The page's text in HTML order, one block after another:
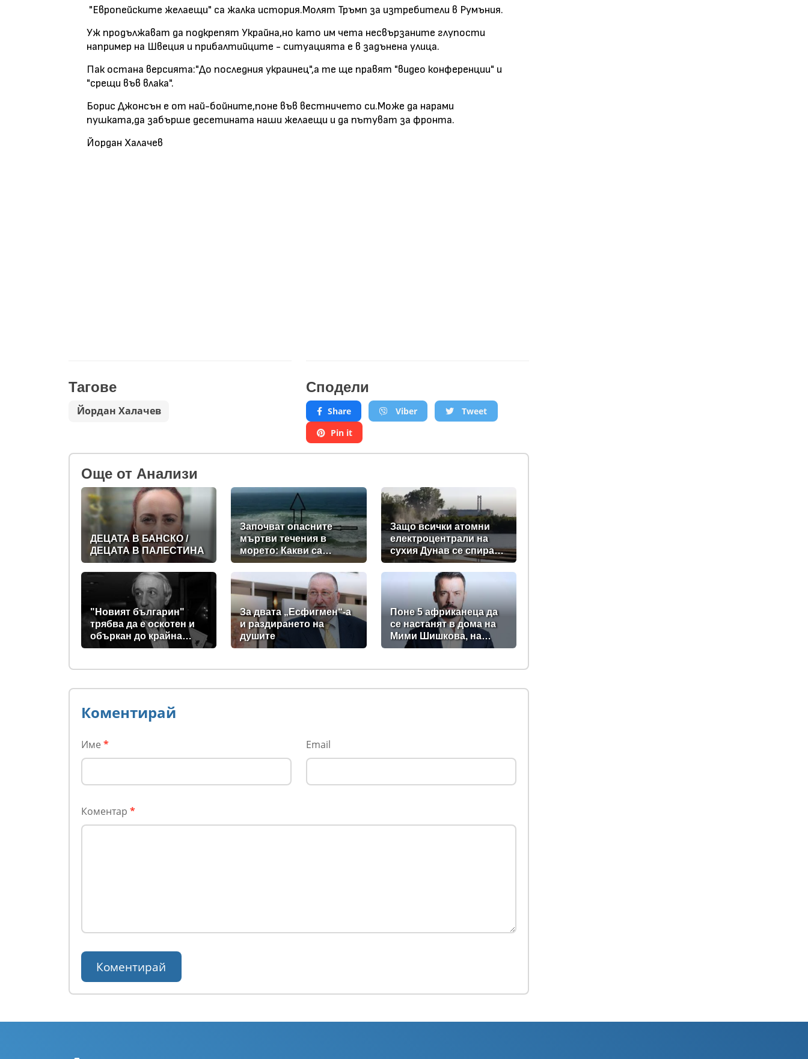
"Европейските желаещи" са жалка история.Молят Тръмп за изтребители в Румъния.
Уж продължават да подкрепят Украйна,но като им чета несвързаните глупости
например на Швеция и прибалтийците - ситуацията е в задънена улица.
Пак остана версията:"До последния украинец",а те ще правят "видео конференции" и
"срещи във влака".
Борис Джонсън е от най-бойните,поне във вестничето си.Може да нарами
пушката,да забърше десетината наши желаещи и да пътуват за фронта.
Йордан Халачев
Тагове
Йордан Халачев
Сподели
Share Viber
Tweet
Pin it
Oще от Анализи
ДЕЦАТА В БАНСКО /
ДЕЦАТА В ПАЛЕСТИНА
Започват опасните
мъртви течения в
морето: Какви са
съветите на
спасителите?
Защо всички атомни
електроцентрали на
сухия Дунав се спират,
с изключение АЕЦ
"Козлодуй"?
"Новият българин"
трябва да е оскотен и
объркан до крайна
степен, за да не схваща
упражняват с него
За двата „Есфигмен“-а
и раздирането на
душите
Поне 5 африканеца да
се настанят в дома на
Мими Шишкова, на
Чефо, на Мария
Комарницки
Коментирай
Име * Email
Коментар *